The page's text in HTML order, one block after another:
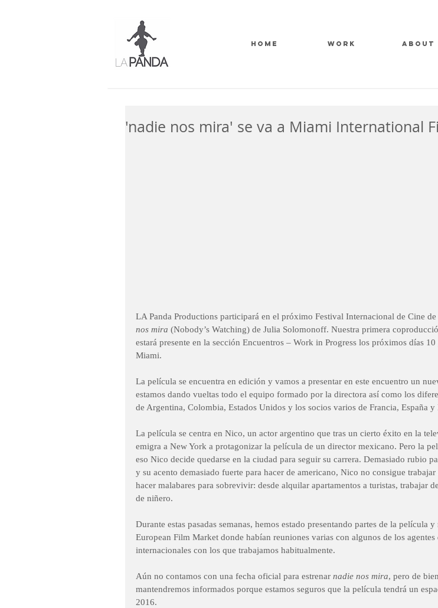
HOME WORK ABOUT
'nadie nos mira' se va a Miami International
LA Panda Productions participará en el próximo Festival Internacional de Cine
nos mira (Nobody’s Watching) de Julia Solomonoff. Nuestra primera
estará presente en la sección Encuentros – Work in Progress los próximos días
Miami.
La película se encuentra en edición y vamos a presentar en este encuentro un
estamos dando vueltas todo el equipo formado por la directora así como los
de Argentina, Colombia, Estados Unidos y los socios varios de Francia, España
La película se centra en Nico, un actor argentino que tras un cierto éxito en la
emigra a New York a protagonizar la película de un director mexicano. Pero la
eso Nico decide quedarse en la ciudad para seguir su carrera. Demasiado rubio
y su acento demasiado fuerte para hacer de americano, Nico no consigue
hacer malabares para sobrevivir: desde alquilar apartamentos a turistas, trabajar
de niñero.
Durante estas pasadas semanas, hemos estado presentando partes de la película
European Film Market donde habían reuniones varias con algunos de los agentes
internacionales con los que trabajamos habitualmente.
Aún no contamos con una fecha oficial para estrenar nadie nos mira, pero de
mantendremos informados porque estamos seguros que la película tendrá un
2016.